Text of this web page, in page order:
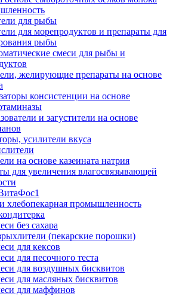
для рыбы
для морепродуктов и препараты для
рыбы
смеси для рыбы и
желирующие препараты на основе
консистенции на основе
и загустители на основе
усилители вкуса
на основе казеината натрия
для увеличения влагосвязывающей
хлебопекарная промышленность
без сахара
(пекарские порошки)
для кексов
для песочного теста
для воздушных бисквитов
для масляных бисквитов
для маффинов